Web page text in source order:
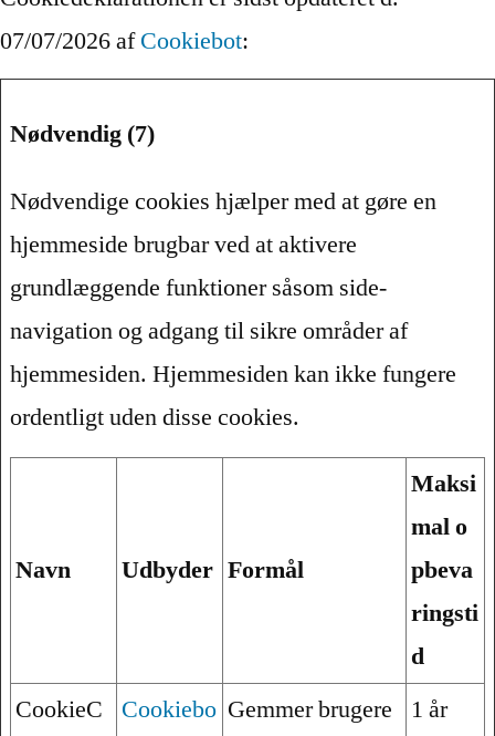
07/07/2026 afCookiebot:
Nødvendig (7)
Nødvendige cookies hjælper med at gøre en
hjemmeside brugbar ved at aktivere
grundlæggende funktioner såsom side-
navigation og adgang til sikre områder af
hjemmesiden. Hjemmesiden kan ikke fungere
ordentligt uden disse cookies.
Navn Udbyder Formål
Maksi
mal o
pbeva
ringsti
d
CookieC
Cookiebo Gemmer brugere
1 år